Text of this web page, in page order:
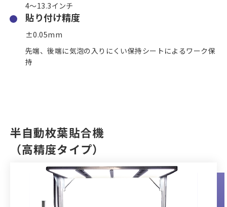
4～13.3インチ
貼り付け精度
±0.05mm
先端、後端に気泡の入りにくい保持シートによるワーク保
持
半自動枚葉貼合機
（高精度タイプ）